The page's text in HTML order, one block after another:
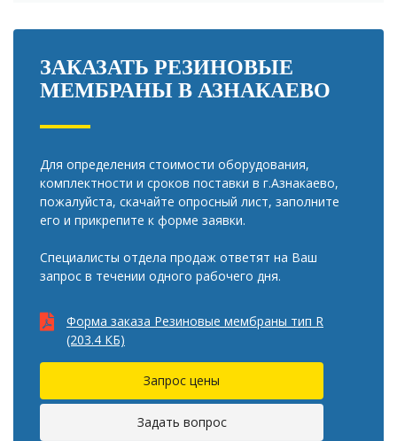
ЗАКАЗАТЬ РЕЗИНОВЫЕ
МЕМБРАНЫ В АЗНАКАЕВО
Для определения стоимости оборудования,
комплектности и сроков поставки в г.Азнакаево,
пожалуйста, скачайте опросный лист, заполните
его и прикрепите к форме заявки.
Специалисты отдела продаж ответят на Ваш
запрос в течении одного рабочего дня.
Форма заказа Резиновые мембраны тип R
(203.4 КБ)
Запрос цены
Задать вопрос